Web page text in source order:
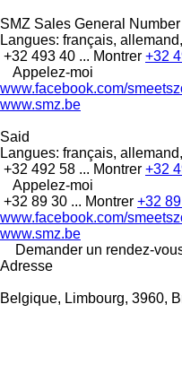
SMZ Sales General Number
Langues: français,
+32 493 40 ... Montrer +32
Appelez-moi
www.facebook.com/
www.smz.be
Said
Langues: français,
+32 492 58 ... Montrer +32
Appelez-moi
+32 89 30 ... Montrer +32
www.facebook.com/
www.smz.be
Demander un rendez-
Adresse
Belgique, Limbourg, 3960,